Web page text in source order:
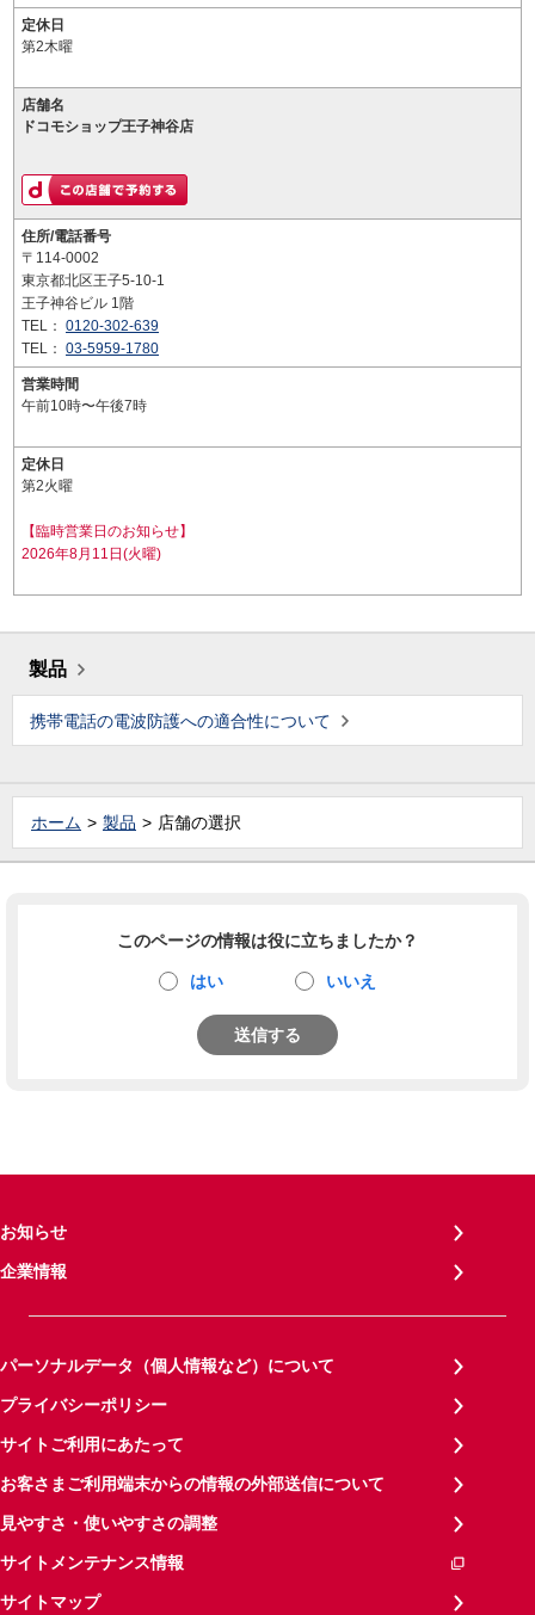
定休日
第2木曜
店舗名
ドコモショップ王子神谷店
住所/電話番号
〒114-0002
東京都北区王子5-10-1
王子神谷ビル 1階
TEL： 0120-302-639
TEL： 03-5959-1780
営業時間
午前10時〜午後7時
定休日
第2火曜
【臨時営業日のお知らせ】
2026年8月11日(火曜)
製品
携帯電話の電波防護への適合性について
ホーム 製品 店舗の選択
このページの情報は役に立ちましたか？
はい いいえ
送信する
お知らせ
企業情報
パーソナルデータ（個人情報など）について
プライバシーポリシー
サイトご利用にあたって
お客さまご利用端末からの情報の外部送信について
見やすさ・使いやすさの調整
サイトメンテナンス情報
サイトマップ